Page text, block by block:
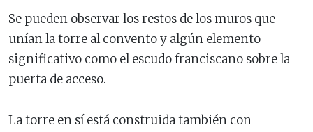
Se pueden observar los restos de los muros que
unían la torre al convento y algún elemento
significativo como el escudo franciscano sobre la
puerta de acceso.
La torre en sí está construida también con